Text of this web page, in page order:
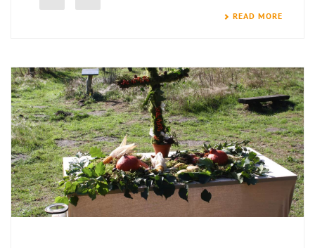
READ MORE